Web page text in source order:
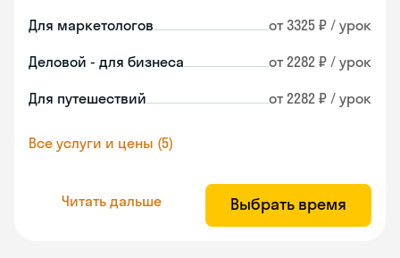
Для маркетологов от 3325 ₽ / урок
Деловой - для бизнеса от 2282 ₽ / урок
Для путешествий от 2282 ₽ / урок
Все услуги и цены (5)
Читать дальше Выбрать время